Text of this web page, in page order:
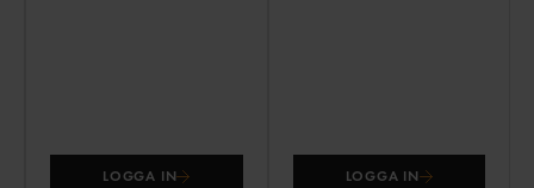
LOGGA IN LOGGA IN